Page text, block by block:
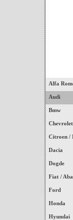
Alfa
Audi
Bmw
Chevrolet
Citroen /
Dacia
Dogde
Fiat /
Ford
Honda
Hyundai